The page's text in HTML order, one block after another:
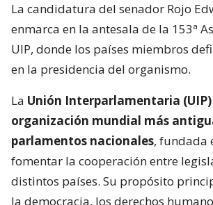
La candidatura del senador Rojo
enmarca en la antesala de la 153ª
UIP, donde los países miembros
en la presidencia del organismo.
La Unión Interparlamentaria (UIP)
organización mundial más
parlamentos nacionales, fundada
fomentar la cooperación entre
distintos países. Su propósito
la democracia, los derechos